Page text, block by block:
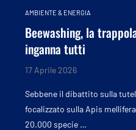
AMBIENTE & ENERGIA
Beewashing, la
inganna tutti
17 Aprile 2026
Sebbene il dibattito sulla
focalizzato sulla Apis
20.000 specie …